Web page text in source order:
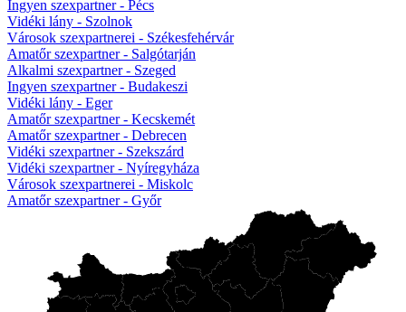
Ingyen szexpartner - Pécs
Vidéki lány - Szolnok
Városok szexpartnerei - Székesfehérvár
Amatőr szexpartner - Salgótarján
Alkalmi szexpartner - Szeged
Ingyen szexpartner - Budakeszi
Vidéki lány - Eger
Amatőr szexpartner - Kecskemét
Amatőr szexpartner - Debrecen
Vidéki szexpartner - Szekszárd
Vidéki szexpartner - Nyíregyháza
Városok szexpartnerei - Miskolc
Amatőr szexpartner - Győr